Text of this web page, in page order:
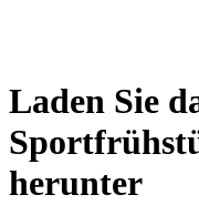
Laden Sie
herunter